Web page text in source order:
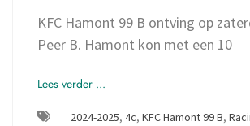
KFC Hamont 99 B ontving op
Peer B. Hamont kon met een 10
Lees verder ...
2024-2025, 4c, KFC Hamont 99 B,